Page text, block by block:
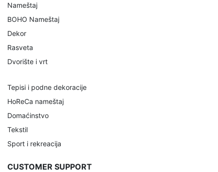
Nameštaj
BOHO Nameštaj
Dekor
Rasveta
Dvorište i vrt
Tepisi i podne dekoracije
HoReCa nameštaj
Domaćinstvo
Tekstil
Sport i rekreacija
CUSTOMER SUPPORT